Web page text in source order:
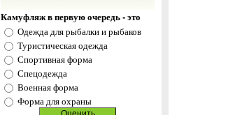
Камуфляж в первую очередь - это
Одежда для рыбалки и рыбаков
Туристическая одежда
Спортивная форма
Спецодежда
Военная форма
Форма для охраны